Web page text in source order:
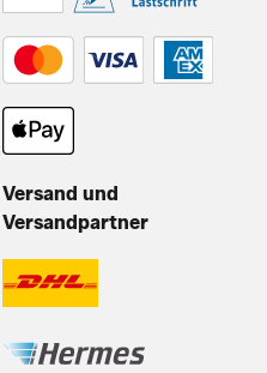
Versand und
Versandpartner